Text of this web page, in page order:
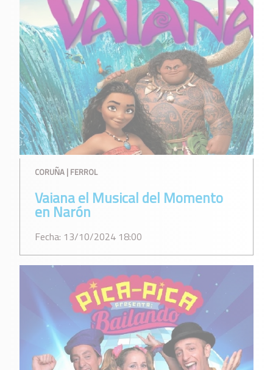
CORUÑA | FERROL
Vaiana el Musical del Momento
en Narón
Fecha: 13/10/2024 18:00